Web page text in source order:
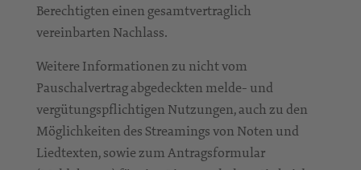
Berechtigten einen gesamtvertraglich
vereinbarten Nachlass.
Weitere Informationen zu nicht vom
Pauschalvertrag abgedeckten melde- und
vergütungspflichtigen Nutzungen, auch zu den
Möglichkeiten des Streamings von Noten und
Liedtexten, sowie zum Antragsformular